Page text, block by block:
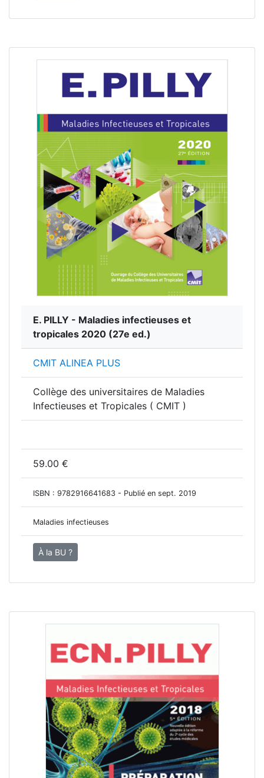
E. PILLY - Maladies infectieuses et
tropicales 2020 (27e ed.)
CMIT ALINEA PLUS
Collège des universitaires de Maladies
Infectieuses et Tropicales ( CMIT )
59.00 €
ISBN : 9782916641683 - Publié en sept. 2019
Maladies infectieuses
À la BU ?